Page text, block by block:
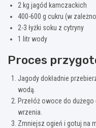
2 kg jagód kamczackich
400-600 g cukru (w
2-3 łyżki soku z cytryny
1 litr wody
Proces
Jagody dokładnie
wodą.
Przełóż owoce do
wrzenia.
Zmniejsz ogień i gotuj na